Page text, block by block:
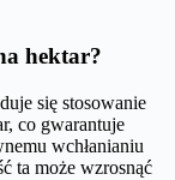
hektar?
się stosowanie
co gwarantuje
wchłanianiu
ta może wzrosnąć